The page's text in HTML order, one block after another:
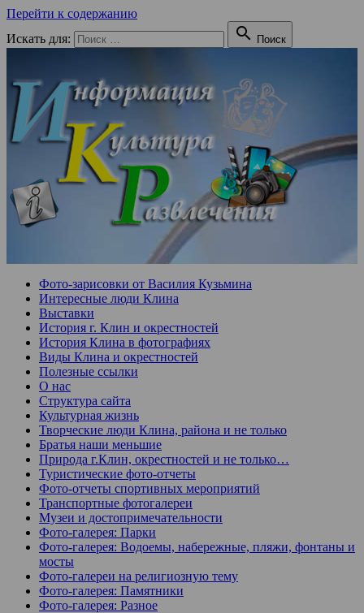
Перейти к содержанию
Искать для:
 Поиск
Фото-зарисовки от Василия Кузьмина
Интересные люди Клина
Выставки
История г. Клин и окрестностей
История Клина в фотографиях
Виды Клина и окрестностей
Полезные ссылки
О нас
Структура сайта
Культурная жизнь
Творческие люди Клина, района и не только
Братья наши меньшие
Природа г.Клин, окрестностей и не только…
Туристические фото-отчеты
Фото-отчеты спортивных мероприятий
Транспортные фотогалереи
Музеи и достопримечательности
Фото-галерея: Парки
Фото-галерея: Водоемы, набережные, пляжи, фонтаны и
мосты
Фото-галереи на религиозную тему
Фото-галерея: Памятники
Фото-галерея: Разное